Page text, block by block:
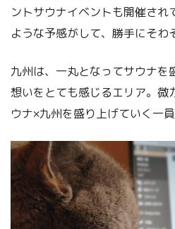
ントサウナイベントも開催され
ような予感がして、勝手にそわ
九州は、一丸となってサウナを
想いをとても感じるエリア。微
ウナ×九州を盛り上げていく一